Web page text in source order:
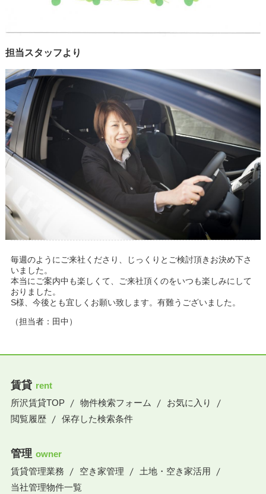
担当スタッフより
毎週のようにご来社くださり、じっくりとご検討頂きお決め下さ
いました。
本当にご案内中も楽しくて、ご来社頂くのをいつも楽しみにして
おりました。
S様、今後とも宜しくお願い致します。有難うございました。
（担当者：田中）
賃貸 rent
所沢賃貸TOP
物件検索フォーム
お気に入り
閲覧履歴
保存した検索条件
管理 owner
賃貸管理業務
空き家管理
土地・空き家活用
当社管理物件一覧